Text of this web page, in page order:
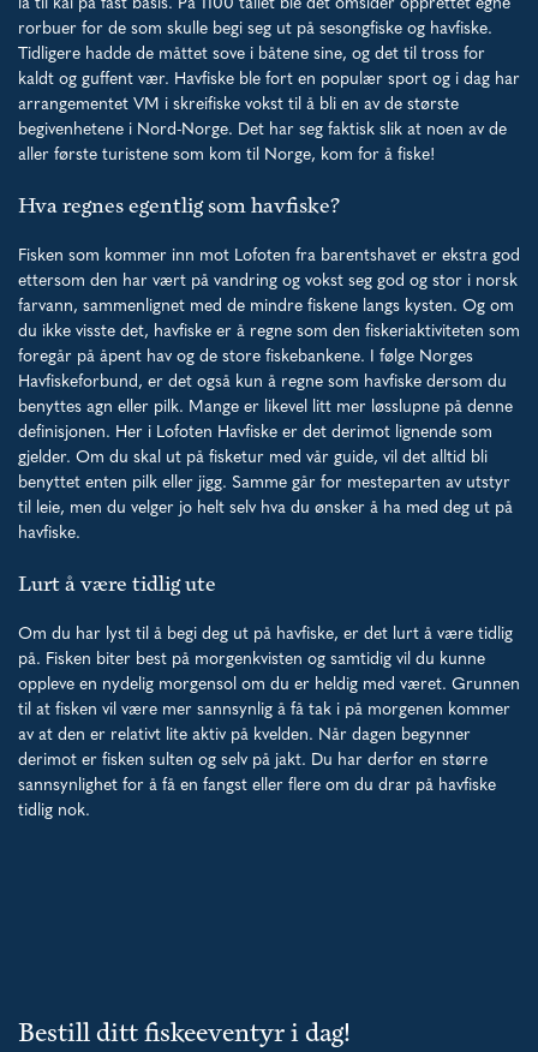
la til kai på fast basis. På 1100 tallet ble det omsider opprettet egne
rorbuer for de som skulle begi seg ut på sesongfiske og havfiske.
Tidligere hadde de måttet sove i båtene sine, og det til tross for
kaldt og guffent vær. Havfiske ble fort en populær sport og i dag har
arrangementet VM i skreifiske vokst til å bli en av de største
begivenhetene i Nord-Norge. Det har seg faktisk slik at noen av de
aller første turistene som kom til Norge, kom for å fiske!
Hva regnes egentlig som havfiske?
Fisken som kommer inn mot Lofoten fra barentshavet er ekstra god
ettersom den har vært på vandring og vokst seg god og stor i norsk
farvann, sammenlignet med de mindre fiskene langs kysten. Og om
du ikke visste det, havfiske er å regne som den fiskeriaktiviteten som
foregår på åpent hav og de store fiskebankene. I følge Norges
Havfiskeforbund, er det også kun å regne som havfiske dersom du
benyttes agn eller pilk. Mange er likevel litt mer løsslupne på denne
definisjonen. Her i Lofoten Havfiske er det derimot lignende som
gjelder. Om du skal ut på fisketur med vår guide, vil det alltid bli
benyttet enten pilk eller jigg. Samme går for mesteparten av utstyr
til leie, men du velger jo helt selv hva du ønsker å ha med deg ut på
havfiske.
Lurt å være tidlig ute
Om du har lyst til å begi deg ut på havfiske, er det lurt å være tidlig
på. Fisken biter best på morgenkvisten og samtidig vil du kunne
oppleve en nydelig morgensol om du er heldig med været. Grunnen
til at fisken vil være mer sannsynlig å få tak i på morgenen kommer
av at den er relativt lite aktiv på kvelden. Når dagen begynner
derimot er fisken sulten og selv på jakt. Du har derfor en større
sannsynlighet for å få en fangst eller flere om du drar på havfiske
tidlig nok.
Bestill ditt fiskeeventyr i dag!